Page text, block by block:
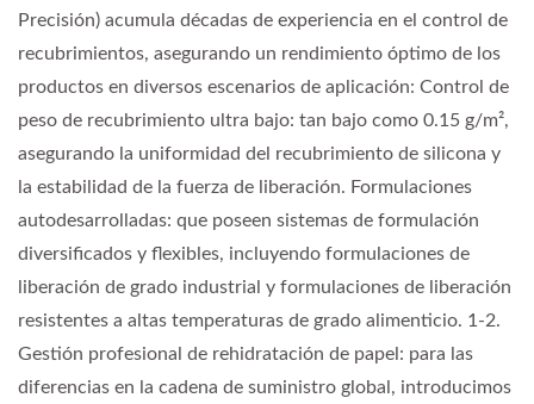
Precisión) acumula décadas de experiencia en el control de
recubrimientos, asegurando un rendimiento óptimo de los
productos en diversos escenarios de aplicación: Control de
peso de recubrimiento ultra bajo: tan bajo como 0.15 g/m²,
asegurando la uniformidad del recubrimiento de silicona y
la estabilidad de la fuerza de liberación. Formulaciones
autodesarrolladas: que poseen sistemas de formulación
diversificados y flexibles, incluyendo formulaciones de
liberación de grado industrial y formulaciones de liberación
resistentes a altas temperaturas de grado alimenticio. 1-2.
Gestión profesional de rehidratación de papel: para las
diferencias en la cadena de suministro global, introducimos